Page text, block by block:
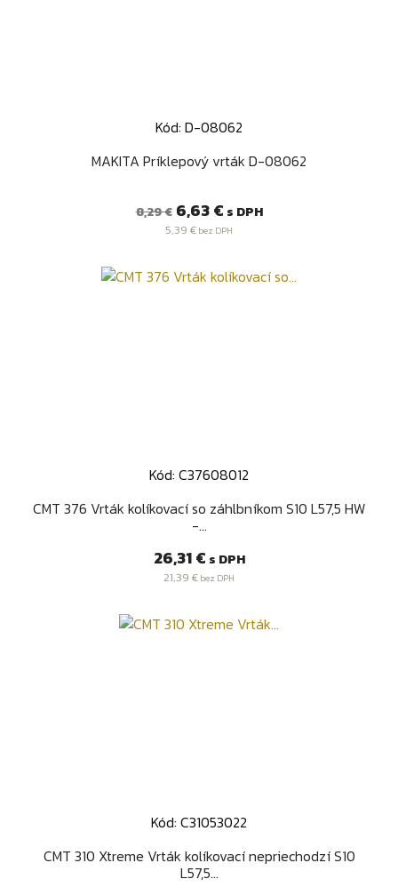
Kód: D-08062
MAKITA Príklepový vrták D-08062
Bežná
cena
8,29 € Cena
6,63 € s DPH
5,39 € bez DPH
Kód: C37608012
CMT 376 Vrták kolíkovací so záhlbníkom S10 L57,5 HW
-...
Cena
26,31 € s DPH
21,39 € bez DPH
Kód: C31053022
CMT 310 Xtreme Vrták kolíkovací nepriechodzí S10
L57,5...